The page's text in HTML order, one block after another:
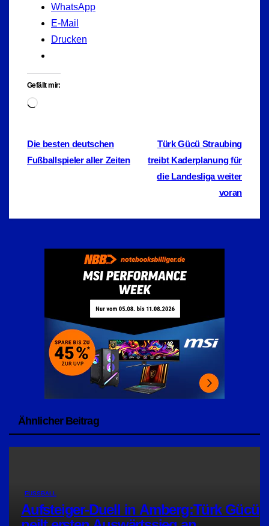
WhatsApp
E-Mail
Drucken
Gefällt mir:
Wird
BeitragsnavigationTürk Gücü Straubing
treibt Kaderplanung für
die Landesliga weiter
voran
Die besten deutschen
Fußballspieler aller Zeiten
Ähnlicher Beitrag
FUSSBALL
Aufsteiger-Duell in Amberg:Türk Gücü